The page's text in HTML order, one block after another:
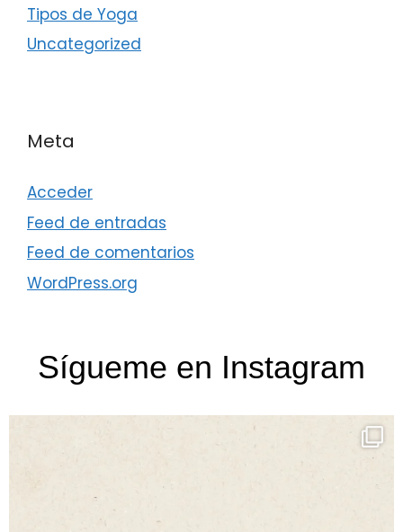
Tipos de Yoga
Uncategorized
Meta
Acceder
Feed de entradas
Feed de comentarios
WordPress.org
Sígueme en Instagram